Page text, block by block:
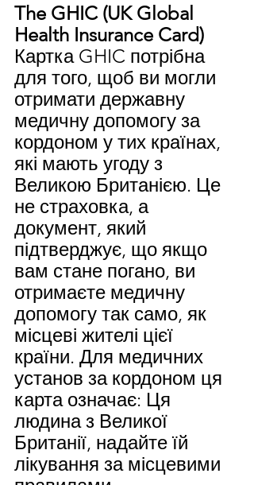
The GHIC (UK Global
Health Insurance Card)
Картка GHIC потрібна
для того, щоб ви могли
отримати державну
медичну допомогу за
кордоном у тих країнах,
які мають угоду з
Великою Британією. Це
не страховка, а
документ, який
підтверджує, що якщо
вам стане погано, ви
отримаєте медичну
допомогу так само, як
місцеві жителі цієї
країни. Для медичних
установ за кордоном ця
карта означає: Ця
людина з Великої
Британії, надайте їй
лікування за місцевими